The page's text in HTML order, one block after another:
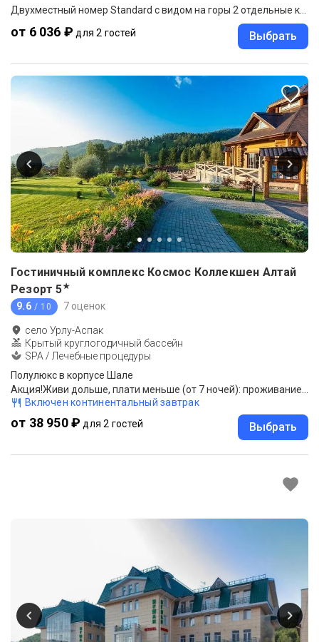
от 6 036 ₽ для 2 гостей Выбрать
Гостиничный комплекс Космос Коллекшен Алтай
Резорт 5★
9.6 / 10 7 оценок
село Урлу-Аспак
Крытый круглогодичный бассейн
SPA / Лечебные процедуры
Полулюкс в корпусе Шале
Включен континентальный завтрак
от 38 950 ₽ для 2 гостей Выбрать